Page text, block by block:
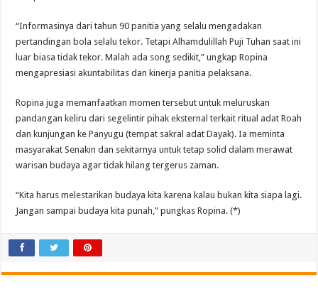
“Informasinya dari tahun 90 panitia yang selalu mengadakan
pertandingan bola selalu tekor. Tetapi Alhamdulillah Puji Tuhan saat ini
luar biasa tidak tekor. Malah ada song sedikit,” ungkap Ropina
mengapresiasi akuntabilitas dan kinerja panitia pelaksana.
Ropina juga memanfaatkan momen tersebut untuk meluruskan
pandangan keliru dari segelintir pihak eksternal terkait ritual adat Roah
dan kunjungan ke Panyugu (tempat sakral adat Dayak). Ia meminta
masyarakat Senakin dan sekitarnya untuk tetap solid dalam merawat
warisan budaya agar tidak hilang tergerus zaman.
“Kita harus melestarikan budaya kita karena kalau bukan kita siapa lagi.
Jangan sampai budaya kita punah,” pungkas Ropina. (*)